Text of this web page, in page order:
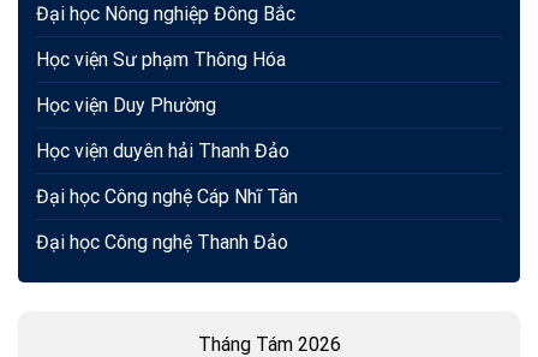
Đại học Nông nghiệp Đông Bắc
Học viện Sư phạm Thông Hóa
Học viện Duy Phường
Học viện duyên hải Thanh Đảo
Đại học Công nghệ Cáp Nhĩ Tân
Đại học Công nghệ Thanh Đảo
Tháng Tám 2026